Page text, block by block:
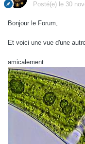
Posté(e) le 30
Bonjour le Forum,
Et voici une vue d'une
amicalement